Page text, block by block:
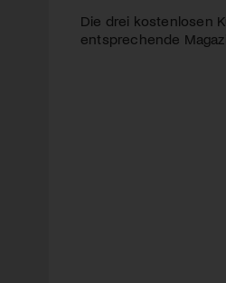
Die drei kostenlosen
entsprechende